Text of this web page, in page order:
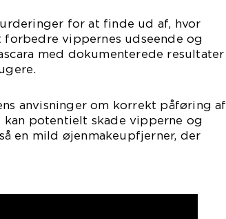
for at finde ud af, hvor
forbedre vippernes udseende og
med dokumenterede resultater
anvisninger om korrekt påføring af
kan potentielt skade vipperne og
en mild øjenmakeupfjerner, der